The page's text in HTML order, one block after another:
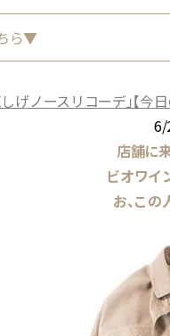
ら▼
げノースリコーデ」【今
6/
店舗に
ビオワイ
お、こ